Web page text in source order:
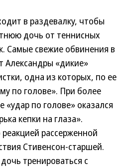
в раздевалку, чтобы
дочь от теннисных
Самые свежие обвинения в
Александры «дикие»
одна из которых, по ее
по голове». При более
«удар по голове» оказался
кепки на глаза».
рассерженной
Стивенсон-старшей.
тренироваться с